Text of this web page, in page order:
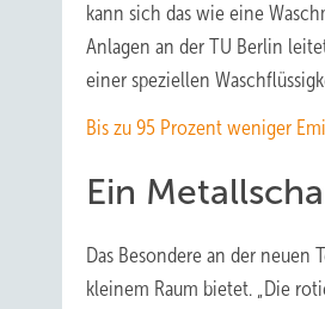
kann sich das wie eine
Anlagen an der TU Berlin
einer speziellen
Bis zu 95 Prozent weniger
Ein
Das Besondere an der
kleinem Raum bietet. „Die